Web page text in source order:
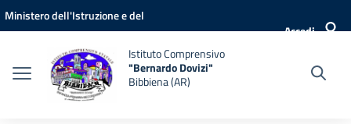
Vai ai contenuti
Vai al menu di navigazione
Vai al footer
Ministero dell'Istruzione e del
Accedi
Istituto Comprensivo
"Bernardo Dovizi"
Bibbiena (AR)